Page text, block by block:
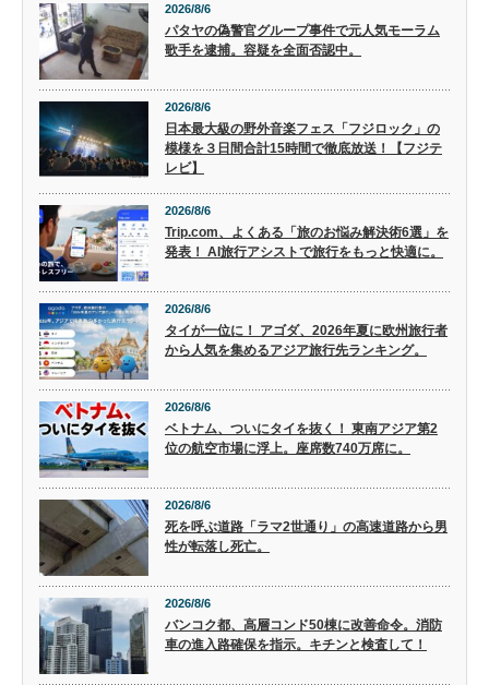
2026/8/6
パタヤの偽警官グループ事件で元人気モーラム
歌手を逮捕。容疑を全面否認中。
2026/8/6
日本最大級の野外音楽フェス「フジロック」の
模様を３日間合計15時間で徹底放送！【フジテ
レビ】
2026/8/6
Trip.com、よくある「旅のお悩み解決術6選」を
発表！ AI旅行アシストで旅行をもっと快適に。
2026/8/6
タイが一位に！ アゴダ、2026年夏に欧州旅行者
から人気を集めるアジア旅行先ランキング。
2026/8/6
ベトナム、ついにタイを抜く！ 東南アジア第2
位の航空市場に浮上。座席数740万席に。
2026/8/6
死を呼ぶ道路「ラマ2世通り」の高速道路から男
性が転落し死亡。
2026/8/6
バンコク都、高層コンド50棟に改善命令。消防
車の進入路確保を指示。キチンと検査して！